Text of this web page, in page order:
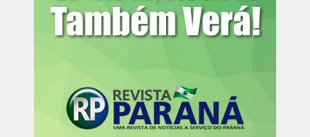
Informações para a imprensa:
Assessoria de Comunicação
Ministério Público PR